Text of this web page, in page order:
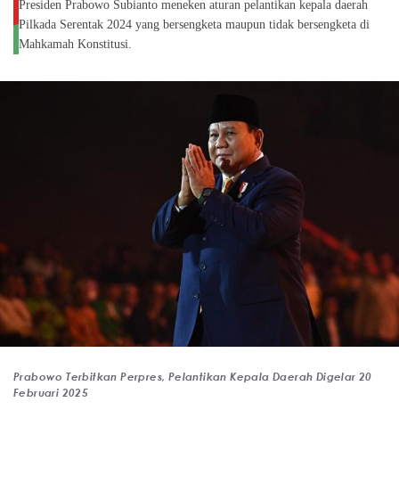
Presiden Prabowo Subianto meneken aturan pelantikan kepala daerah
Pilkada Serentak 2024 yang bersengketa maupun tidak bersengketa di
Mahkamah Konstitusi.
Prabowo Terbitkan Perpres, Pelantikan Kepala Daerah Digelar 20
Februari 2025